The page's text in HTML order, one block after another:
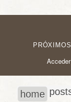
Acceder
home